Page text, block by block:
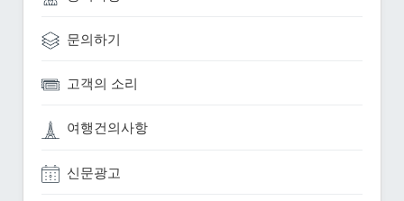
문의하기
고객의 소리
여행건의사항
신문광고